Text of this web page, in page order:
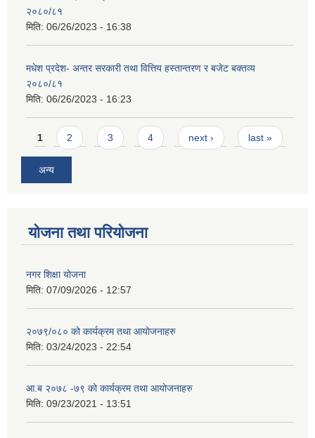
२०८०/८१
मिति: 06/26/2023 - 16:38
मधेश प्रदेश- अन्तर सरकारी तथा वित्तिय हस्तान्तरण र बजेट बक्तव्य
२०८०/८१
मिति: 06/26/2023 - 16:23
Pages
1 2 3 4 next › last »
अन्य
योजना तथा परियोजना
नगर शिक्षा योजना
मिति: 07/09/2026 - 12:57
२०७९/०८० को कार्यक्रम तथा आयोजनाहरु
मिति: 03/24/2023 - 22:54
आ.ब २०७८ -७९ को कार्यक्रम तथा आयोजनाहरु
मिति: 09/23/2021 - 13:51